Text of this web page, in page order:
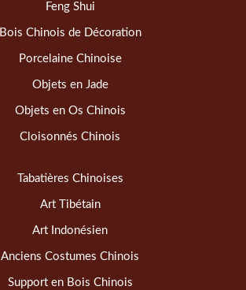
Feng Shui
Bois Chinois de Décoration
Porcelaine Chinoise
Objets en Jade
Objets en Os Chinois
Cloisonnés Chinois
Tabatières Chinoises
Art Tibétain
Art Indonésien
Anciens Costumes Chinois
Support en Bois Chinois